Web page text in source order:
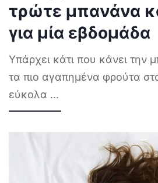
τρώτε μπανάνα
για μία εβδομάδα
Υπάρχει κάτι που κάνει την
τα πιο αγαπημένα φρούτα
εύκολα ...